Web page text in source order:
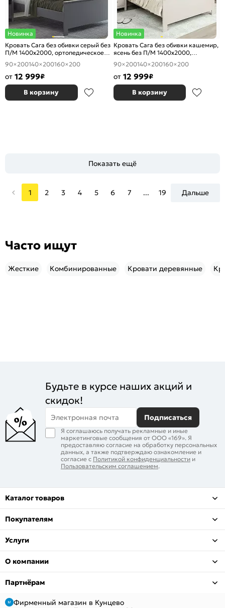
Новинка
Кровать Сага без обивки серый без
П/М 1400x2000, ортопедическое
основание, изголовье жесткое
90×200140×200160×200
от 12 999₽
В корзину
Новинка
Кровать Сага без обивки кашемир,
ясень без П/М 1400x2000,
ортопедическое основание,
изголовье жесткое
90×200140×200160×200
от 12 999₽
В корзину
Показать ещё
1 2 3 4 5 6 7 ... 19 Дальше
Часто ищут
Жесткие Комбинированные Кровати деревянные
Будьте в курсе наших акций и
скидок!
Электронная почта Подписаться
Я соглашаюсь получать рекламные и иные
маркетинговые сообщения от ООО «169». Я
предоставляю согласие на обработку персональных
данных, а также подтверждаю ознакомление и
согласие с Политикой конфиденциальности и
Пользовательским соглашением.
Каталог товаров
Покупателям
Услуги
О компании
Партнёрам
Фирменный магазин в Кунцево